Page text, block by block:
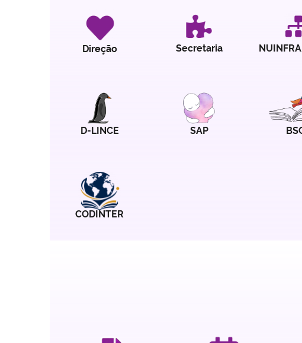
Direção Secretaria
D-LINCE SAP
CODINTER